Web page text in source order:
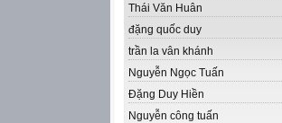
Thái Văn Huân
đặng quốc duy
trần la vân khánh
Nguyễn Ngọc Tuấn
Đặng Duy Hiền
Nguyễn công tuấn